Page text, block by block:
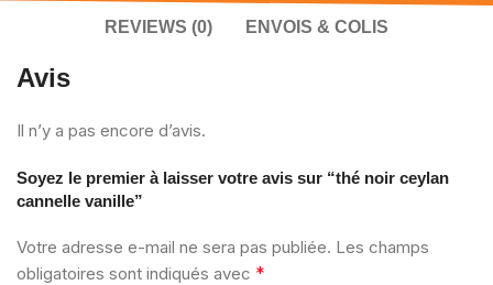
REVIEWS (0) ENVOIS & COLIS
Avis
Il n’y a pas encore d’avis.
Soyez le premier à laisser votre avis sur “thé noir ceylan
cannelle vanille”
Votre adresse e-mail ne sera pas publiée. Les champs
obligatoires sont indiqués avec *